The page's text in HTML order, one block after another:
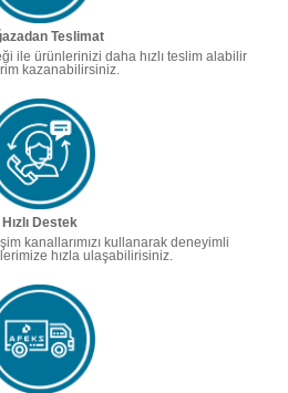
Teslimat
ile ürünlerinizi daha hızlı teslim alabilir
kazanabilirsiniz.
Hızlı Destek
kanallarımızı kullanarak deneyimli
hızla ulaşabilirisiniz.